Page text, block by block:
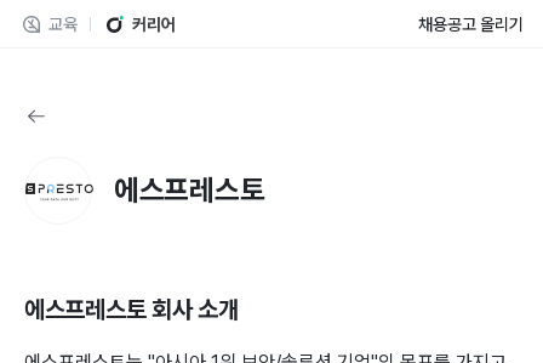
교육 커리어 채용공고 올리기
에스프레스토
에스프레스토회사 소개